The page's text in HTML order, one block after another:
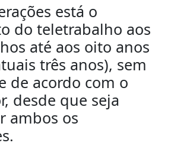
está o
do teletrabalho aos
até aos oito anos
três anos), sem
de acordo com o
desde que seja
ambos os